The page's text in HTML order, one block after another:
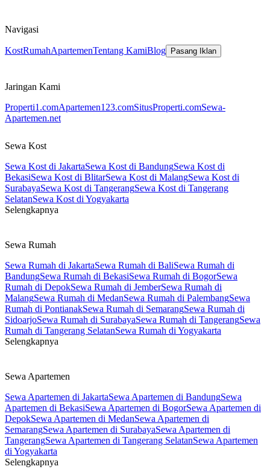
Navigasi
KostRumahApartemenTentang KamiBlog Pasang Iklan
Jaringan Kami
Properti1.comApartemen123.comSitusProperti.comSewa-
Apartemen.net
Sewa Kost
Sewa Kost di JakartaSewa Kost di BandungSewa Kost di
BekasiSewa Kost di BlitarSewa Kost di MalangSewa Kost di
SurabayaSewa Kost di TangerangSewa Kost di Tangerang
SelatanSewa Kost di Yogyakarta
Selengkapnya
Sewa Rumah
Sewa Rumah di JakartaSewa Rumah di BaliSewa Rumah di
BandungSewa Rumah di BekasiSewa Rumah di BogorSewa
Rumah di DepokSewa Rumah di JemberSewa Rumah di
MalangSewa Rumah di MedanSewa Rumah di PalembangSewa
Rumah di PontianakSewa Rumah di SemarangSewa Rumah di
SidoarjoSewa Rumah di SurabayaSewa Rumah di TangerangSewa
Rumah di Tangerang SelatanSewa Rumah di Yogyakarta
Selengkapnya
Sewa Apartemen
Sewa Apartemen di JakartaSewa Apartemen di BandungSewa
Apartemen di BekasiSewa Apartemen di BogorSewa Apartemen di
DepokSewa Apartemen di MedanSewa Apartemen di
SemarangSewa Apartemen di SurabayaSewa Apartemen di
TangerangSewa Apartemen di Tangerang SelatanSewa Apartemen
di Yogyakarta
Selengkapnya